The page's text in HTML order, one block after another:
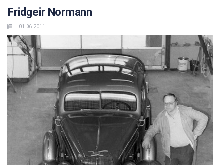
Fridgeir Normann
01.06.2011